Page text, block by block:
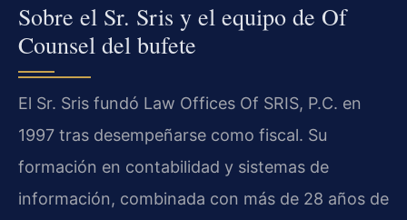
Sobre el Sr. Sris y el equipo de Of
Counsel del bufete
El Sr. Sris fundó Law Offices Of SRIS, P.C. en
1997 tras desempeñarse como fiscal. Su
formación en contabilidad y sistemas de
información, combinada con más de 28 años de